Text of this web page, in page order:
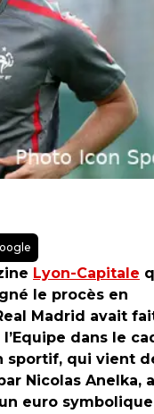
Lyon-Capitale
le procès en
Madrid avait
dans le
sportif, qui vient
Nicolas Anelka,
euro